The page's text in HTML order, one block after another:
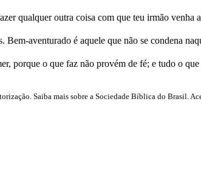
qualquer outra coisa com que teu irmão venha
Bem-aventurado é aquele que não se condena
porque o que faz não provém de fé; e tudo o
Saiba mais sobre a Sociedade Bíblica do Brasil.